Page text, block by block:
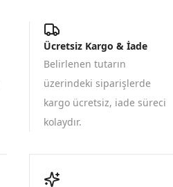
Ücretsiz Kargo & İade
Belirlenen tutarın
üzerindeki siparişlerde
kargo ücretsiz, iade süreci
kolaydır.